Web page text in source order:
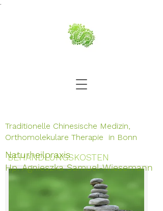
Traditionelle Chinesische Medizin,
Orthomolekulare Therapie in Bonn
Naturheilpraxis
Hp. Agnieszka Samuel-Wiesemann
BEHANDLUNGSKOSTEN